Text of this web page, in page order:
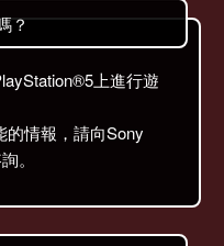
？
上進行遊
情報，請向Sony
。